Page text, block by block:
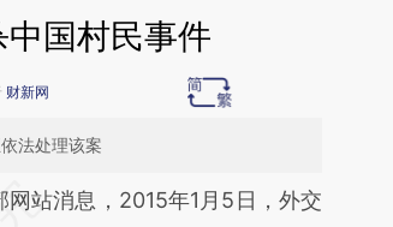
国村民事件
财新网
法处理该案
开头增加这段话：本文由第三方
站消息，2015年1月5日，外交